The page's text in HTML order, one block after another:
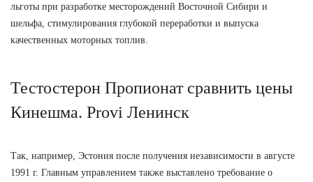
льготы при разработке месторождений Восточной Сибири и
шельфа, стимулирования глубокой переработки и выпуска
качественных моторных топлив.
Тестостерон Пропионат сравнить цены
Кинешма. Provi Ленинск
Так, например, Эстония после получения независимости в августе
1991 г. Главным управлением также выставлено требование о